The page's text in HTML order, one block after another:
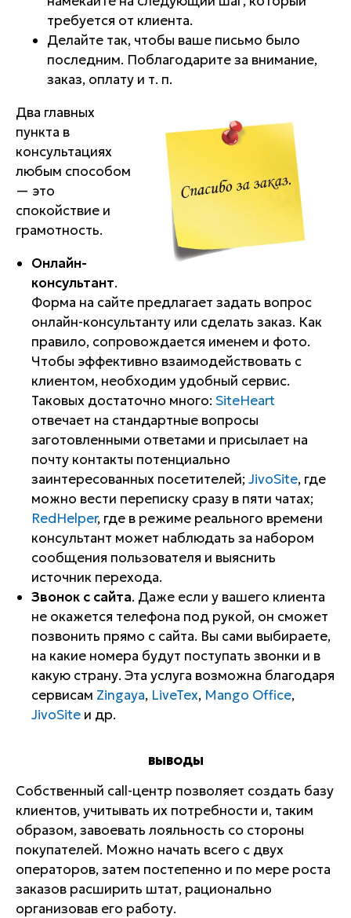
требуется от клиента.
Делайте так, чтобы ваше письмо было
последним. Поблагодарите за внимание,
заказ, оплату и т. п.
Два главных
пункта в
консультациях
любым способом
— это
спокойствие и
грамотность.
Онлайн-
консультант.
Форма на сайте предлагает задать вопрос
онлайн-консультанту или сделать заказ. Как
правило, сопровождается именем и фото.
Чтобы эффективно взаимодействовать с
клиентом, необходим удобный сервис.
Таковых достаточно много: SiteHeart
отвечает на стандартные вопросы
заготовленными ответами и присылает на
почту контакты потенциально
заинтересованных посетителей;JivoSite, где
можно вести переписку сразу в пяти чатах;
RedHelper, где в режиме реального времени
консультант может наблюдать за набором
сообщения пользователя и выяснить
источник перехода.
Звонок с сайта. Даже если у вашего клиента
не окажется телефона под рукой, он сможет
позвонить прямо с сайта. Вы сами выбираете,
на какие номера будут поступать звонки и в
какую страну. Эта услуга возможна благодаря
сервисам Zingaya, LiveTex, Mango Office,
JivoSite и др.
ВЫВОДЫ
Собственный call-центр позволяет создать базу
клиентов, учитывать их потребности и, таким
образом, завоевать лояльность со стороны
покупателей. Можно начать всего с двух
операторов, затем постепенно и по мере роста
заказов расширить штат, рационально
организовав его работу.